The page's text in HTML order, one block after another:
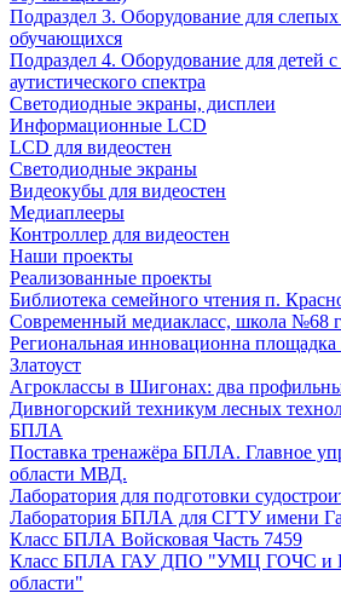
Подраздел 3. Оборудование для
обучающихся
Подраздел 4. Оборудование для детей с
аутистического спектра
Светодиодные экраны, дисплеи
Информационные LCD
LCD для видеостен
Светодиодные экраны
Видеокубы для видеостен
Медиаплееры
Контроллер для видеостен
Наши проекты
Реализованные проекты
Библиотека семейного чтения п.
Современный медиакласс, школа №68
Региональная инновационна
Златоуст
Агроклассы в Шигонах: два
Дивногорский техникум лесных
БПЛА
Поставка тренажёра БПЛА. Главное
области МВД.
Лаборатория для подготовки
Лаборатория БПЛА для СГТУ имени
Класс БПЛА Войсковая Часть 7459
Класс БПЛА ГАУ ДПО "УМЦ ГОЧС и
области"